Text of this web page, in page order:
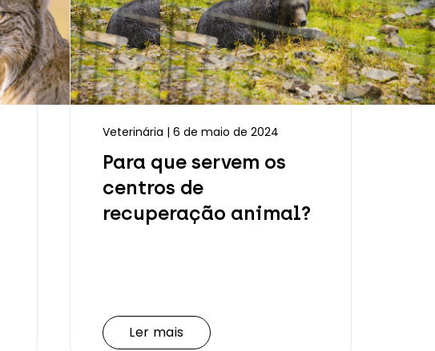
Veterinária | 6 de maio de 2024
Para que servem os
centros de
recuperação animal?
Ler mais